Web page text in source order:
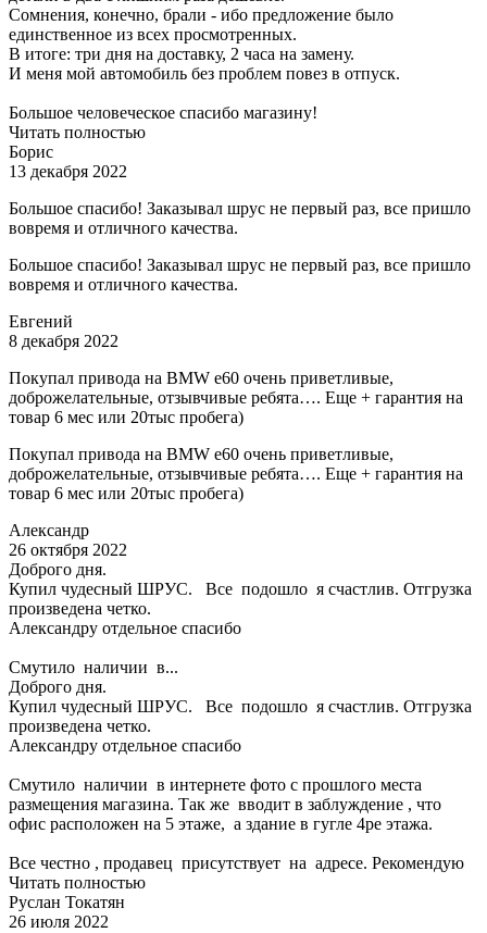
Сомнения, конечно, брали - ибо предложение было
единственное из всех просмотренных.
В итоге: три дня на доставку, 2 часа на замену.
И меня мой автомобиль без проблем повез в отпуск.
Большое человеческое спасибо магазину!
Читать полностью
Борис
13 декабря 2022
Большое спасибо! Заказывал шрус не первый раз, все пришло
вовремя и отличного качества.
Большое спасибо! Заказывал шрус не первый раз, все пришло
вовремя и отличного качества.
Евгений
8 декабря 2022
Покупал привода на BMW e60 очень приветливые,
доброжелательные, отзывчивые ребята…. Еще + гарантия на
товар 6 мес или 20тыс пробега)
Покупал привода на BMW e60 очень приветливые,
доброжелательные, отзывчивые ребята…. Еще + гарантия на
товар 6 мес или 20тыс пробега)
Александр
26 октября 2022
Доброго дня.
Купил чудесный ШРУС. Все подошло я счастлив. Отгрузка
произведена четко.
Александру отдельное спасибо
Смутило наличии в...
Доброго дня.
Купил чудесный ШРУС. Все подошло я счастлив. Отгрузка
произведена четко.
Александру отдельное спасибо
Смутило наличии в интернете фото с прошлого места
размещения магазина. Так же вводит в заблуждение , что
офис расположен на 5 этаже, а здание в гугле 4ре этажа.
Все честно , продавец присутствует на адресе. Рекомендую
Читать полностью
Руслан Токатян
26 июля 2022